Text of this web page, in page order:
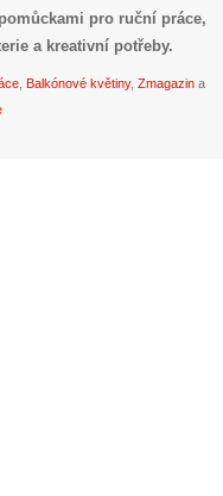
pro ruční práce,
a kreativní potřeby.
, Balkónové květiny, Zmagazina